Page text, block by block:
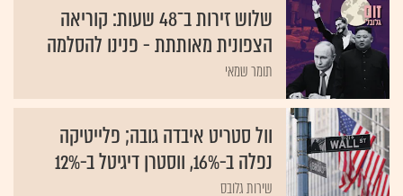
שלוש זירות ב־48 שעות: קוריאה
הצפונית מאותתת - פנינו להסלמה
תומר שמאי
וול סטריט איבדה גובה; פלייטיקה
נפלה ב-16%, ווסטרן דיגיטל ב-12%
שירות גלובס